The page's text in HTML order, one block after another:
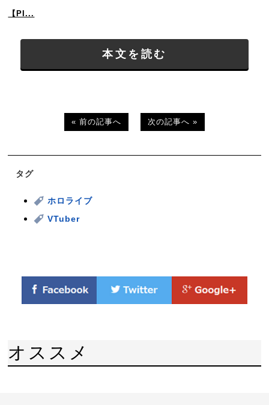
【PI...
本文を読む
« 前の記事へ 次の記事へ »
タグ
ホロライブ
VTuber
オススメ